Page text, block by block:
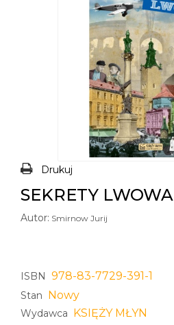
Drukuj
SEKRETY LWOWA
Autor: Smirnow Jurij
ISBN 978-83-7729-391-1
Stan Nowy
Wydawca KSIĘŻY MŁYN